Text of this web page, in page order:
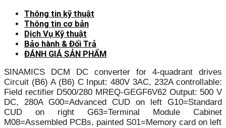
Thông tin kỹ thuật
Thông tin cơ bản
Dịch Vụ Kỹ thuật
Bảo hành & Đổi Trả
ĐÁNH GIÁ SẢN PHẨM
SINAMICS DCM DC converter for 4-quadrant drives
Circuit (B6) A (B6) C Input: 480V 3AC, 232A controllable:
Field rectifier D500/280 MREQ-GEGF6V62 Output: 500 V
DC, 280A G00=Advanced CUD on left G10=Standard
CUD on right G63=Terminal Module Cabinet
M08=Assembled PCBs, painted S01=Memory card on left